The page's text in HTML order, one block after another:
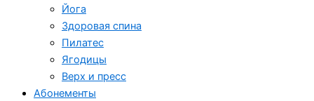
Йога
Здоровая спина
Пилатес
Ягодицы
Верх и пресс
Абонементы